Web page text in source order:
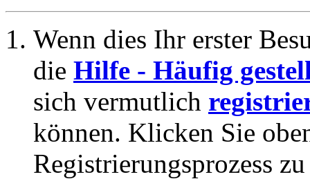
Wenn dies Ihr erster
die Hilfe - Häufig
sich vermutlich
können. Klicken Sie
Registrierungsprozess